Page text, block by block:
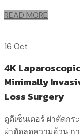
READ MORE
16 Oct
4K
Minimally
Loss Surgery
ดูดีเซ็นเตอร์ ผ่าตัดก
ผ่าตัดลดความอ้วน ก